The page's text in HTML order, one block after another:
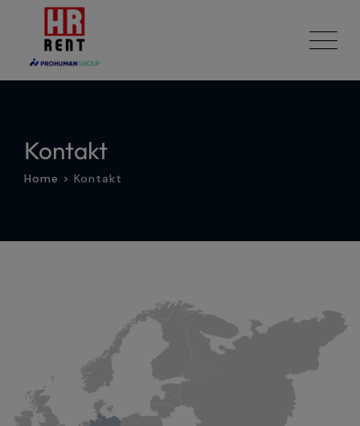
Kontakt
Home > Kontakt